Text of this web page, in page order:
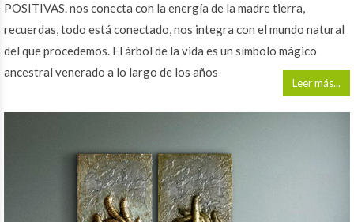
POSITIVAS. nos conecta con la energía de la madre tierra,
recuerdas, todo está conectado, nos integra con el mundo natural
del que procedemos. El árbol de la vida es un símbolo mágico
ancestral venerado a lo largo de los años
Leer más...